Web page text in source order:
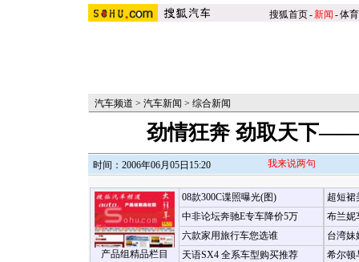
搜狐首页-新闻 -体育
汽车频道 > 汽车新闻 > 综合新闻
劲情狂奔 劲取天下
时间：2006年06月05日15:20 我来说两句
产品组精品栏目
08款300C谍照曝光(图)
中非论坛奔驰E专车降价5万
六款家用旅行车您选谁
天语SX4 全系车型购买推荐
超短裙
布兰妮
台湾妹
希尔顿